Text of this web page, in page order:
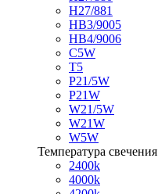
H27/881
HB3/9005
HB4/9006
C5W
T5
P21/5W
P21W
W21/5W
W21W
W5W
Температура свечения
2400k
4000k